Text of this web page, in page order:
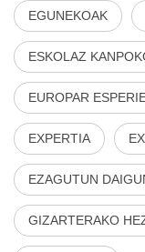
EGUNEKOAK
ESKOLAZ
EUROPAR
EXPERTIA
EZAGUTUN
GIZARTERAKO